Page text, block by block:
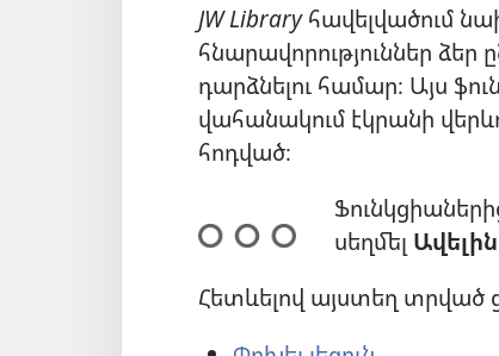
JW Libraryհավելվածում
հնարավորություններ ձեր
դարձնելու համար։ Այս
վահանակում էկրանի
հոդված։
սեղմել Ավելին
Հետևելով այստեղ տրված